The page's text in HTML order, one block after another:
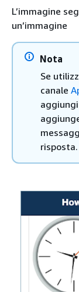
L’immagine
un’immagine
Nota
Se
canale
risposta.